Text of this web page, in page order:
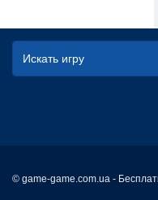
© game-game.com.ua -